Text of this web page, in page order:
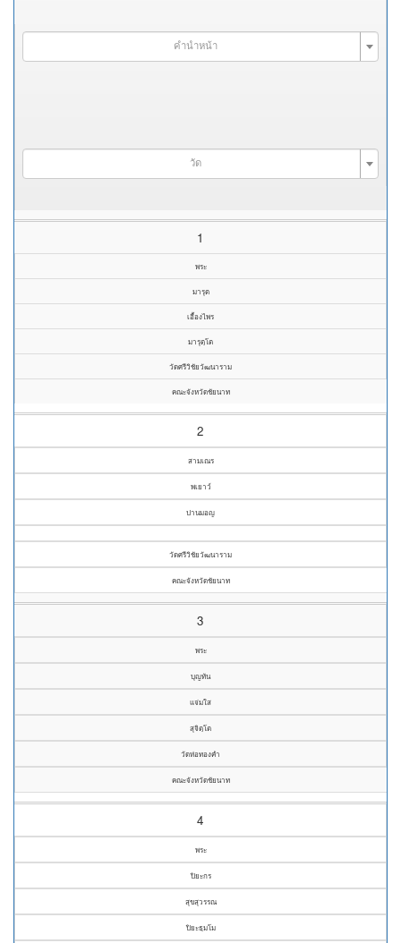
คำนำหน้า
วัด
1
พระ
มารุต
เอื้องไพร
มารุตฺโต
วัดศรีวิชัยวัฒนาราม
คณะจังหวัดชัยนาท
2
สามเณร
พเยาว์
ปานมอญ
วัดศรีวิชัยวัฒนาราม
คณะจังหวัดชัยนาท
3
พระ
บุญทัน
แจ่มใส
สุจิตฺโต
วัดห่อทองคำ
คณะจังหวัดชัยนาท
4
พระ
ปิยะกร
สุขสุวรรณ
ปิยะธฺมโม